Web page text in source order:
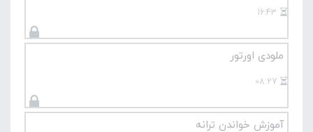
16:43
ملودی اورتور
08:27
آموزش خواندن ترانه